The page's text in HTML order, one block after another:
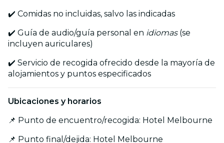
✔️ Comidas no incluidas, salvo las indicadas
✔️ Guía de audio/guía personal en idiomas(se
incluyen auriculares)
✔️ Servicio de recogida ofrecido desde la mayoría de
alojamientos y puntos especificados
Ubicaciones y horarios
📌 Punto de encuentro/recogida: Hotel Melbourne
📌 Punto final/dejida: Hotel Melbourne